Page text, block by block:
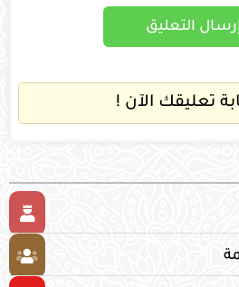
التعليق
تعليقك الآن !